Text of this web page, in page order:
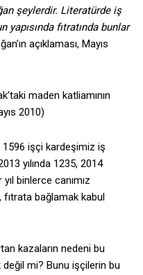
şeylerdir. Literatürde iş
yapısında fıtratında bunlar
açıklaması, Mayıs
maden katliamının
2010)
1596 işçi kardeşimiz iş
yılında 1235, 2014
yıl binlerce canımız
bağlamak kabul
kazaların nedeni bu
değil mi? Bunu işçilerin bu